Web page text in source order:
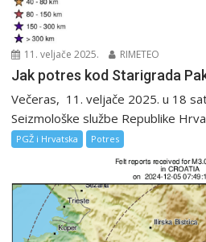
11. veljače 2025. RIMETEO
Jak potres kod Starigrada
Večeras, 11. veljače 2025. u 18
Seizmološke službe Republike
PGŽ i Hrvatska Potres